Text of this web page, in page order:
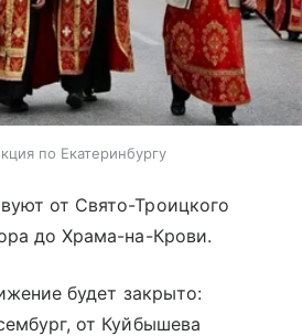
по Екатеринбургу
от Свято-Троицкого
до Храма-на-Крови.
будет закрыто:
от Куйбышева